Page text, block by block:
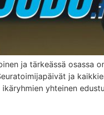
ja tärkeässä osassa
ja
yhteinen